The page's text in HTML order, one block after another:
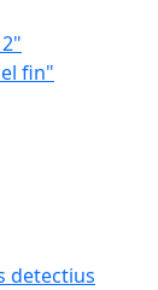
fin"
detectius